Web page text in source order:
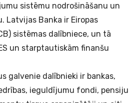
sistēmu nodrošināšanu un
Latvijas Banka ir Eiropas
sistēmas dalībniece, un tā
un starptautiskām finanšu
galvenie dalībnieki ir bankas,
ieguldījumu fondi, pensiju